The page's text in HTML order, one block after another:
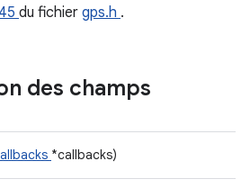
du fichier gps.h .
des champs
*callbacks)